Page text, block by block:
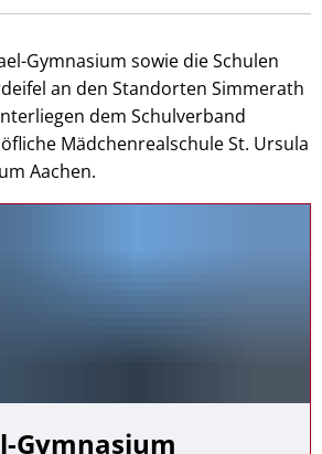
Gymnasium sowie die Schulen
an den Standorten Simmerath
dem Schulverband
Mädchenrealschule St. Ursula
Aachen.
Gymnasium